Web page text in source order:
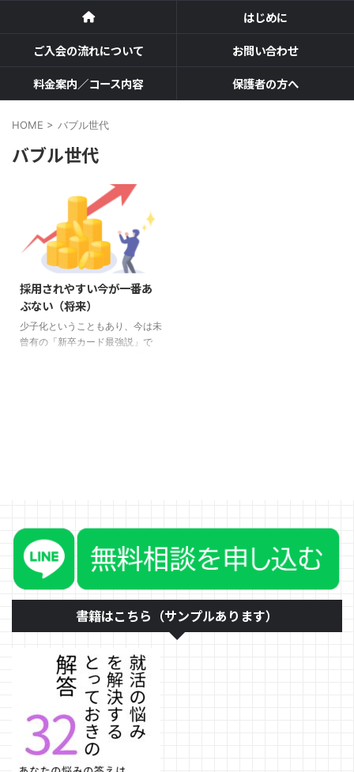
はじめに
ご入会の流れについて
お問い合わせ
料金案内／コース内容
保護者の方へ
HOME > バブル世代
バブル世代
採用されやすい今が一番あ
ぶない（将来）
少子化ということもあり、今は未
曾有の「新卒カード最強説」で
12月29日)を記録しました。この
時の大卒就職率は99.2%でした。
その後、2003年に7607円88銭(2
書籍はこちら（サンプルあります）